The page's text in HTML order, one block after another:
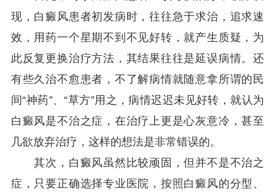
现，白癜风患者初发病时，往往急于求治，追求速
效，用药一个星期不到不见好转，就产生质疑，为
此反复更换治疗方法，其结果往往是延误病情。还
有些久治不愈患者，不了解病情就随意拿所谓的民
间“神药”、“草方”用之，病情迟迟未见好转，就认为
白癜风是不治之症，在治疗上更是心灰意冷，甚至
几欲放弃治疗，这样的想法是非常错误的。
其次，白癜风虽然比较顽固，但并不是不治之
症，只要正确选择专业医院，按照白癜风的分型、